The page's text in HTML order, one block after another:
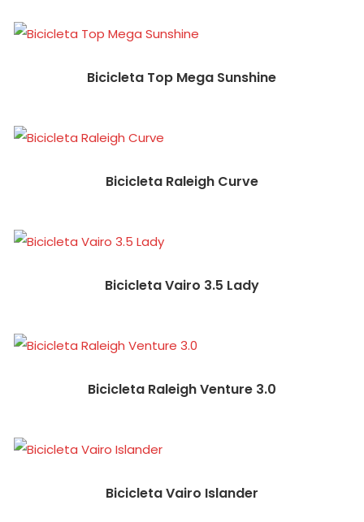
Bicicleta Top Mega Sunshine
Bicicleta Raleigh Curve
Bicicleta Vairo 3.5 Lady
Bicicleta Raleigh Venture 3.0
Bicicleta Vairo Islander